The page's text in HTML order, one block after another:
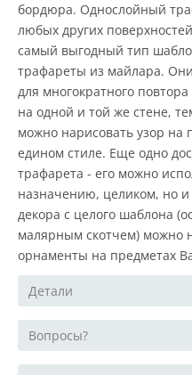
бордюра. Однослойный
любых других
самый выгодный тип
трафареты из майлара.
для многократного
на одной и той же стене,
можно нарисовать узор на
едином стиле. Еще одно
трафарета - его можно
назначению, целиком, но
декора с целого шаблона
малярным скотчем) можно
орнаменты на предметах
Детали
Вопросы?